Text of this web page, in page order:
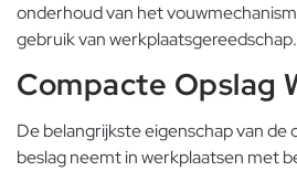
onderhoud van het
gebruik van
Compacte Opslag
De belangrijkste eigenschap van de
beslag neemt in werkplaatsen met